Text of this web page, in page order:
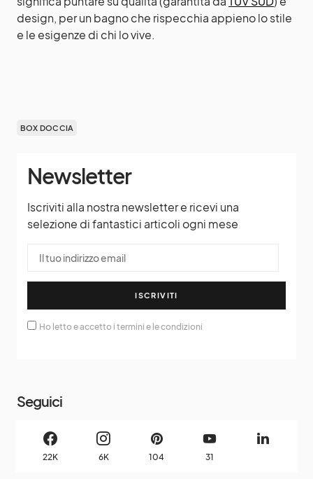
design, per un bagno che rispecchia appieno lo stile
e le esigenze di chi lo vive.
BOX DOCCIA
Newsletter
Iscriviti alla nostra newsletter e ricevi una
selezione di fantastici articoli ogni mese
ISCRIVITI
Ho letto e accetto i termini e le condizioni
Seguici
22K 6K 104 31